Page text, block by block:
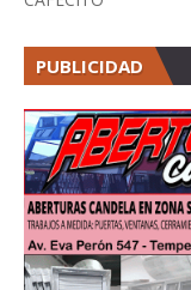
PUBLICIDAD